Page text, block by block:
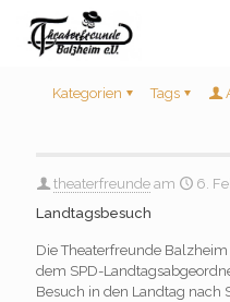
Kategorien Tags
theaterfreunde am
6.
Landtagsbesuch
Die Theaterfreunde
dem SPD-
Besuch in den Landtag nach